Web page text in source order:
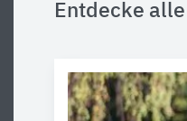
Entdecke